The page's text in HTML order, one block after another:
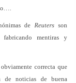
deReutersson
mentiras y
correcta que
de noticias de buena